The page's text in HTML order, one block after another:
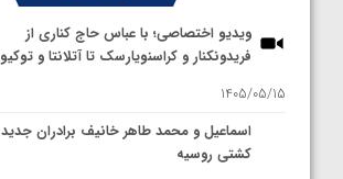
ویدیو اختصاصی؛ با عباس حاج کناری از
فریدونکنار و کراسنویارسک تا آتلانتا و توکیو
1405/05/15
اسماعیل و محمد طاهر خانیف برادران جدید
کشتی روسیه